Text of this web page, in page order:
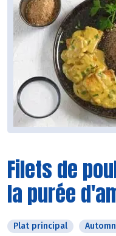
Filets de
la purée
Plat principal